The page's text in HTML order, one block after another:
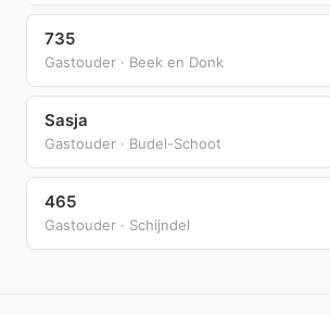
735
Gastouder · Beek en Donk
Sasja
Gastouder · Budel-Schoot
465
Gastouder · Schijndel